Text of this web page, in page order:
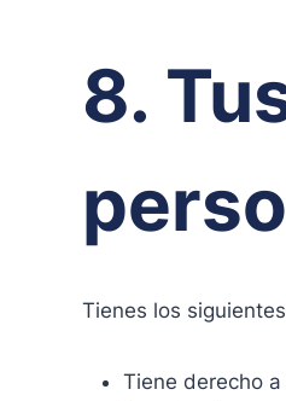
8.
Tienes los
Tiene derecho